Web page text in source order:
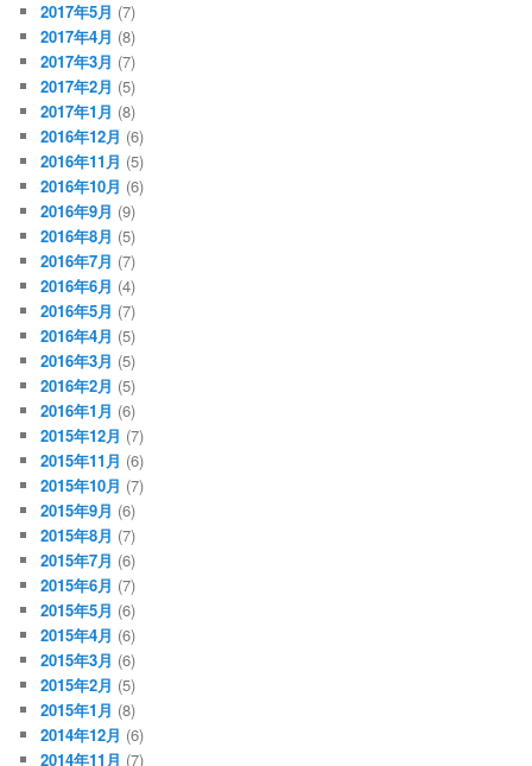
2017年5月 (7)
2017年4月 (8)
2017年3月 (7)
2017年2月 (5)
2017年1月 (8)
2016年12月 (6)
2016年11月 (5)
2016年10月 (6)
2016年9月 (9)
2016年8月 (5)
2016年7月 (7)
2016年6月 (4)
2016年5月 (7)
2016年4月 (5)
2016年3月 (5)
2016年2月 (5)
2016年1月 (6)
2015年12月 (7)
2015年11月 (6)
2015年10月 (7)
2015年9月 (6)
2015年8月 (7)
2015年7月 (6)
2015年6月 (7)
2015年5月 (6)
2015年4月 (6)
2015年3月 (6)
2015年2月 (5)
2015年1月 (8)
2014年12月 (6)
2014年11月 (7)